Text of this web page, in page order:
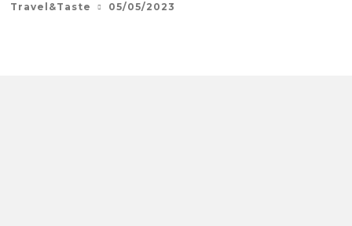
Travel&Taste 05/05/2023